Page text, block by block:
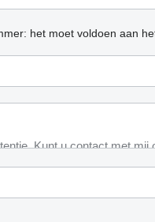
het moet voldoen aan